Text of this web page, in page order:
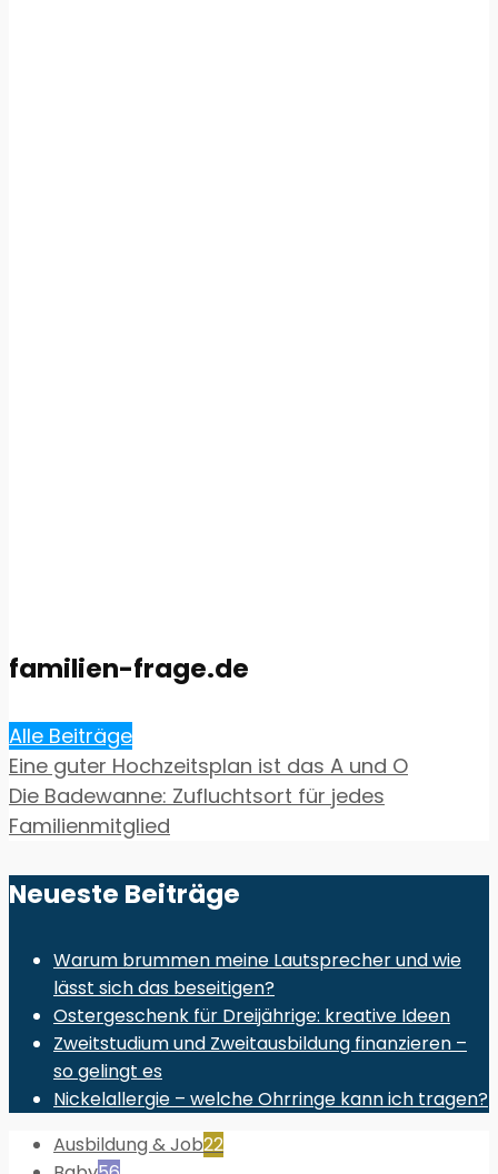
familien-frage.de
Alle Beiträge
Eine guter Hochzeitsplan ist das A und O
Die Badewanne: Zufluchtsort für jedes
Familienmitglied
Neueste Beiträge
Warum brummen meine Lautsprecher und wie
lässt sich das beseitigen?
Ostergeschenk für Dreijährige: kreative Ideen
Zweitstudium und Zweitausbildung finanzieren –
so gelingt es
Nickelallergie – welche Ohrringe kann ich tragen?
Ausbildung & Job22